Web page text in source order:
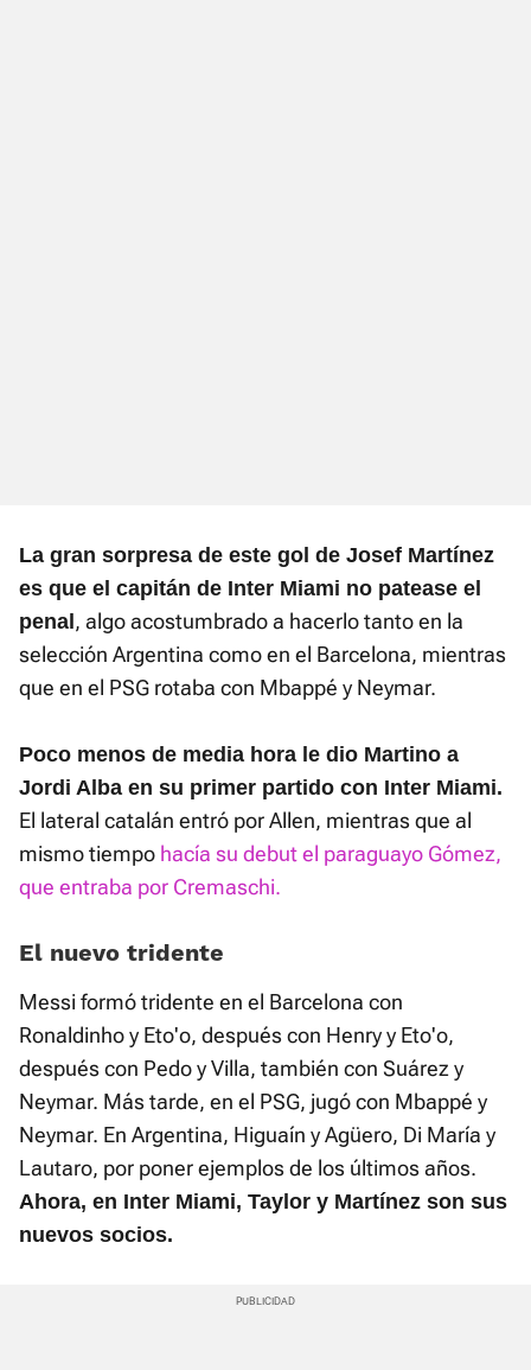
La gran sorpresa de este gol de Josef Martínez
es que el capitán de Inter Miami no patease el
penal , algo acostumbrado a hacerlo tanto en la
selección Argentina como en el Barcelona, mientras
que en el PSG rotaba con Mbappé y Neymar.
Poco menos de media hora le dio Martino a
Jordi Alba en su primer partido con Inter Miami.
El lateral catalán entró por Allen, mientras que al
mismo tiempo hacía su debut el paraguayo Gómez,
que entraba por Cremaschi.
El nuevo tridente
Messi formó tridente en el Barcelona con
Ronaldinho y Eto'o, después con Henry y Eto'o,
después con Pedo y Villa, también con Suárez y
Neymar. Más tarde, en el PSG, jugó con Mbappé y
Neymar. En Argentina, Higuaín y Agüero, Di María y
Lautaro, por poner ejemplos de los últimos años.
Ahora, en Inter Miami, Taylor y Martínez son sus
nuevos socios.